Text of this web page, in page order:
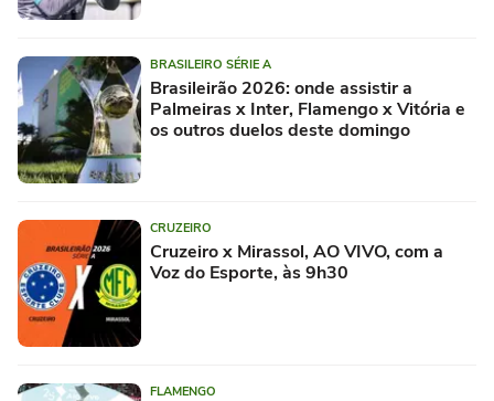
BRASILEIRO SÉRIE A
Brasileirão 2026: onde assistir a
Palmeiras x Inter, Flamengo x Vitória e
os outros duelos deste domingo
CRUZEIRO
Cruzeiro x Mirassol, AO VIVO, com a
Voz do Esporte, às 9h30
FLAMENGO